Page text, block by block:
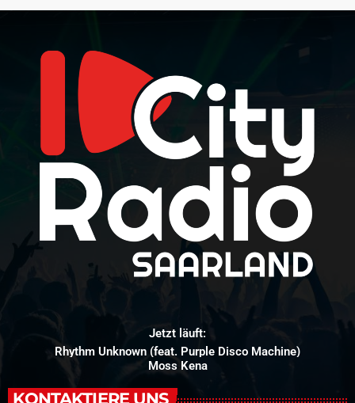
Jetzt läuft:
Rhythm Unknown (feat. Purple Disco Machine)
Moss Kena
KONTAKTIERE UNS